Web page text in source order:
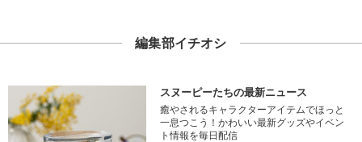
編集部イチオシ
スヌーピーたちの最新ニュース
癒やされるキャラクターアイテムでほっと
一息つこう！かわいい最新グッズやイベン
ト情報を毎日配信